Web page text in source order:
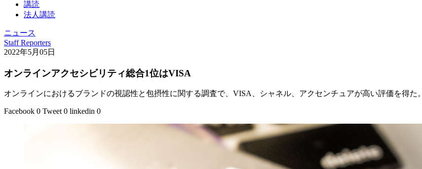
講読
法人講読
ニュース
Staff Reporters
2022年5月05日
オンラインアクセシビリティ総合1位はVISA
オンラインにおけるブランドの視認性と包摂性に関する調査で、VISA、シャネル、アクセンチュアが高い評価を得た。
Facebook 0 Tweet 0 linkedin 0